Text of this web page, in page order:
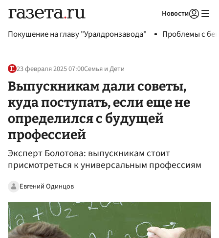
Новости
Покушение на главу "Уралдронзавода" Проблемы с
23 февраля 2025 07:00Семья и Дети
Выпускникам дали советы,
куда поступать, если еще не
определился с будущей
профессией
Эксперт Болотова: выпускникам стоит
присмотреться к универсальным профессиям
Евгений Одинцов